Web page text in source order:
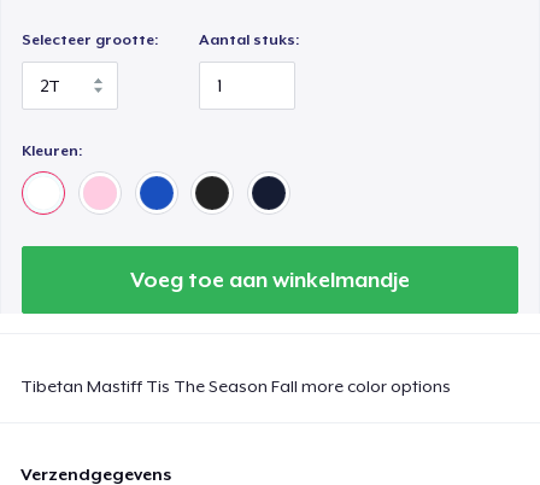
Selecteer grootte: Aantal stuks:
Kleuren:
Voeg toe aan winkelmandje
Tibetan Mastiff Tis The Season Fall more color options
Verzendgegevens
Toddler Classic Tee